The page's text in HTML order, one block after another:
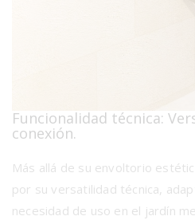
Funcionalidad técnica:
conexión.
Más allá de su envoltorio
por su versatilidad técnica,
necesidad de uso en el jardín